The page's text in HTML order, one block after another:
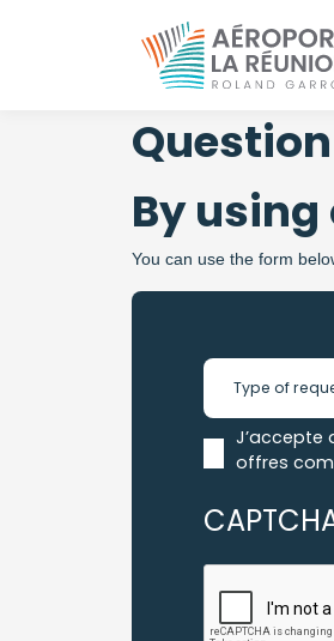
By
You can use the form
J’accepte
offres